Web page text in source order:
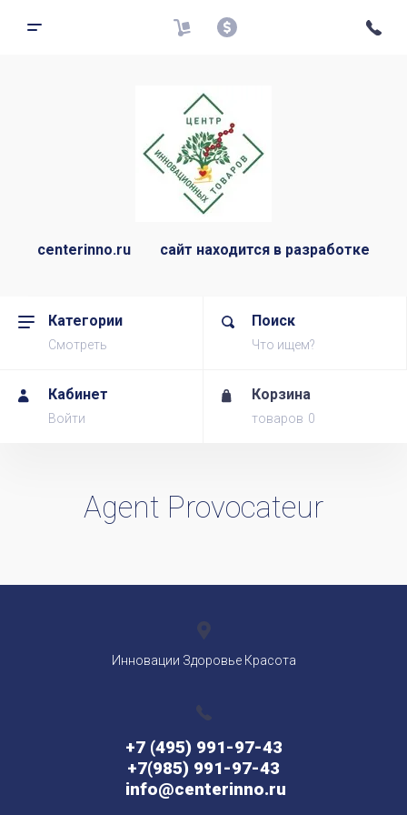
centerinno.ru сайт находится в разработке
Категории
Смотреть
Поиск
Что ищем?
Кабинет
Войти
Корзина
товаров
Agent Provocateur
Инновации Здоровье Красота
+7 (495) 991-97-43
+7(985) 991-97-43
info@centerinno.ru